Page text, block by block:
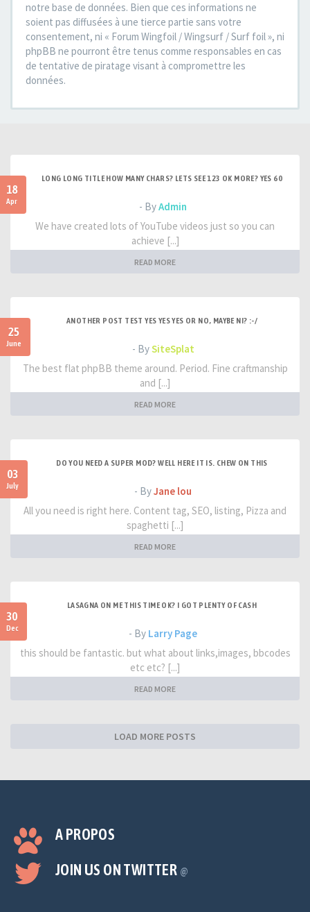
notre base de données. Bien que ces informations ne
soient pas diffusées à une tierce partie sans votre
consentement, ni « Forum Wingfoil / Wingsurf / Surf foil », ni
phpBB ne pourront être tenus comme responsables en cas
de tentative de piratage visant à compromettre les
données.
18
Apr
LONG LONG TITLE HOW MANY CHARS? LETS SEE 123 OK MORE? YES 60
- ByAdmin
We have created lots of YouTube videos just so you can
achieve [...]
READ MORE
25
June
ANOTHER POST TEST YES YES YES OR NO, MAYBE NI? :-/
- BySiteSplat
The best flat phpBB theme around. Period. Fine craftmanship
and [...]
READ MORE
03
July
DO YOU NEED A SUPER MOD? WELL HERE IT IS. CHEW ON THIS
- ByJane lou
All you need is right here. Content tag, SEO, listing, Pizza and
spaghetti [...]
READ MORE
30
Dec
LASAGNA ON ME THIS TIME OK? I GOT PLENTY OF CASH
- By Larry Page
this should be fantastic. but what about links,images, bbcodes
etc etc? [...]
READ MORE
LOAD MORE POSTS
A PROPOS
JOIN US ON TWITTER @